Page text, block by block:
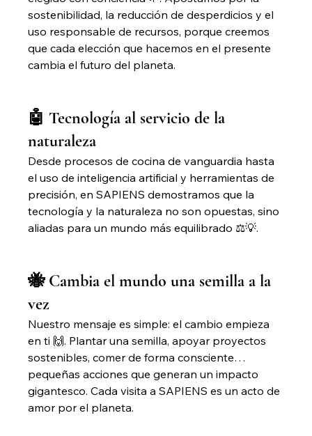
sostenibilidad, la reducción de desperdicios y el
uso responsable de recursos, porque creemos
que cada elección que hacemos en el presente
cambia el futuro del planeta.
🤖 Tecnología al servicio de la
naturaleza
Desde procesos de cocina de vanguardia hasta
el uso de inteligencia artificial y herramientas de
precisión, en SAPIENS demostramos que la
tecnología y la naturaleza no son opuestas, sino
aliadas para un mundo más equilibrado ⚖️💡.
🐝 Cambia el mundo una semilla a la
vez
Nuestro mensaje es simple: el cambio empieza
en ti 🙌. Plantar una semilla, apoyar proyectos
sostenibles, comer de forma consciente…
pequeñas acciones que generan un impacto
gigantesco. Cada visita a SAPIENS es un acto de
amor por el planeta.